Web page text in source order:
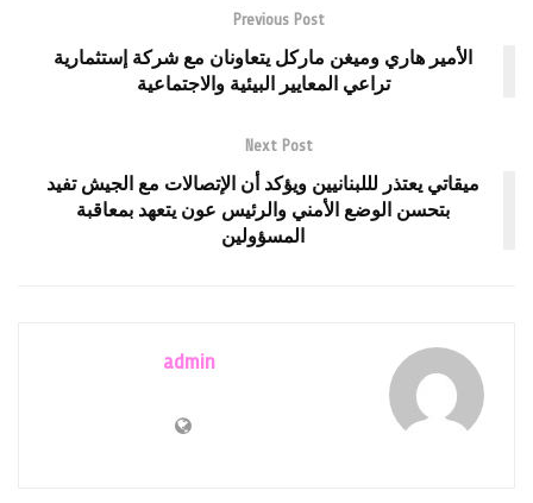
Previous Post
الأمير هاري وميغن ماركل يتعاونان مع شركة إستثمارية
تراعي المعايير البيئية والاجتماعية
Next Post
ميقاتي يعتذر لللبنانيين ويؤكد أن الإتصالات مع الجيش تفيد
بتحسن الوضع الأمني والرئيس عون يتعهد بمعاقبة
المسؤولين
admin